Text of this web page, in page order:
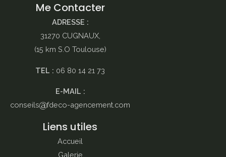
Me Contacter
ADRESSE :
31270 CUGNAUX,
(15 km S.O Toulouse)
TEL : 06 80 14 21 73
E-MAIL :
conseils
fdeco-agencement.com
Liens utiles
Accueil
Galerie